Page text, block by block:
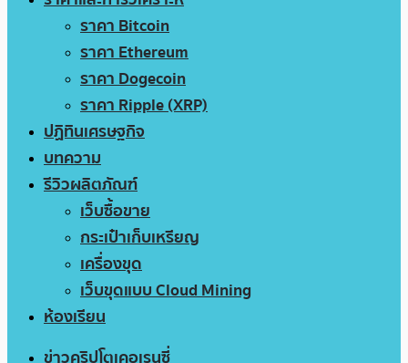
ราคา Bitcoin
ราคา Ethereum
ราคา Dogecoin
ราคา Ripple (XRP)
ปฏิทินเศรษฐกิจ
บทความ
รีวิวผลิตภัณฑ์
เว็บซื้อขาย
กระเป๋าเก็บเหรียญ
เครื่องขุด
เว็บขุดแบบ Cloud Mining
ห้องเรียน